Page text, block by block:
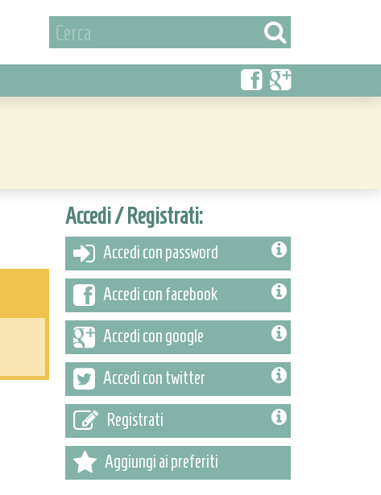
Accedi / Registrati:
Accedi con password
Accedi con facebook
Accedi con google
Accedi con twitter
Registrati
Aggiungi ai preferiti